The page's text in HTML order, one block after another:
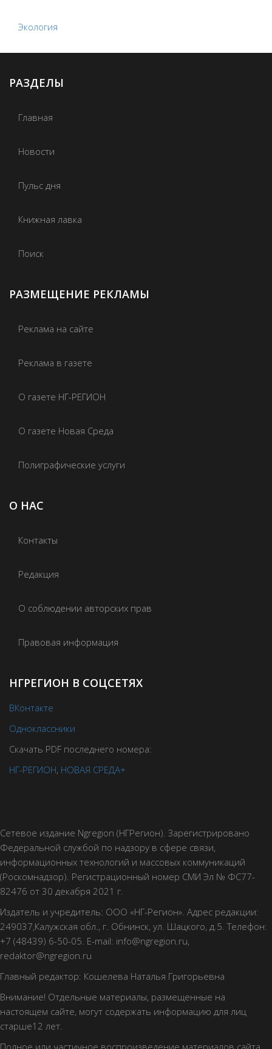
Экология
РАЗДЕЛЫ
Главная
Новости
Пульс дня
Книжная лавка
Поиск
РАЗМЕЩЕНИЕ РЕКЛАМЫ
Реклама на сайте
Реклама в газете
О газете НГ-РЕГИОН
О газете Новая Среда
Полиграфические услуги
О НАС
Контакты
Редакция
О соблюдении авторских прав
Правовая информация
НГРЕГИОН В СОЦСЕТЯХ
ВКонтакте
Одноклассники
Скачать PDF последнего номера:
НГ-РЕГИОН, НОВАЯ СРЕДА+
Сетевое издание Ngregion (НГРегион). Зарегистрировано
Федеральной службой по надзору в сфере связи,
информационных технологий и массовых коммуникаций
(Роскомнадзор). Регистрационный номер СМИ Эл № ФС77-
82476 от 30 декабря 2021 г.
Издатель и учредитель: ООО «НГ-Регион». Адрес редакции:
249037,Калужская обл., г. Обнинск, ул. Шацкого, д.5. Телефон:
+7 (48439) 6-50-05. E-mail: info@ngregion.ru,
redaktor@ngregion.ru
Главный редактор: Кошелева Наталья Григорьевна
Внимание! Отдельные материалы, размещенные на
настоящем сайте, могут содержать информацию для лиц
старше12 лет.
Полное или частичное воспроизведение материалов сайта